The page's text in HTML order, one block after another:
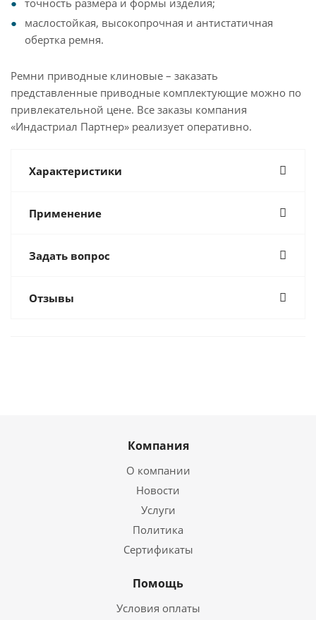
точность размера и формы изделия;
маслостойкая, высокопрочная и антистатичная
обертка ремня.
Ремни приводные клиновые – заказать
представленные приводные комплектующие можно по
привлекательной цене. Все заказы компания
«Индастриал Партнер» реализует оперативно.
Характеристики
Применение
Задать вопрос
Отзывы
Компания
О компании
Новости
Услуги
Политика
Сертификаты
Помощь
Условия оплаты